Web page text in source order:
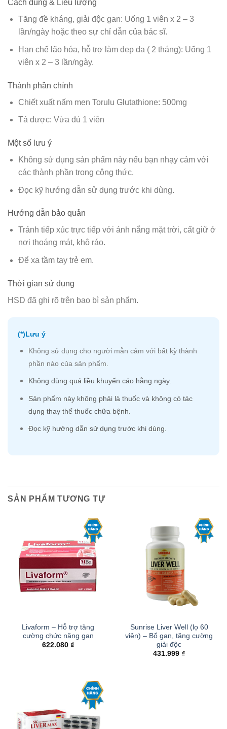
Cách dùng & Liều lượng
Tăng đề kháng, giải độc gan: Uống 1 viên x 2 – 3
lần/ngày hoặc theo sự chỉ dẫn của bác sĩ.
Hạn chế lão hóa, hỗ trợ làm đẹp da ( 2 tháng): Uống 1
viên x 2 – 3 lần/ngày.
Thành phần chính
Chiết xuất nấm men Torulu Glutathione: 500mg
Tá dược: Vừa đủ 1 viên
Một số lưu ý
Không sử dụng sản phẩm này nếu bạn nhạy cảm với
các thành phần trong công thức.
Đọc kỹ hướng dẫn sử dụng trước khi dùng.
Hướng dẫn bảo quản
Tránh tiếp xúc trực tiếp với ánh nắng mặt trời, cất giữ ở
nơi thoáng mát, khô ráo.
Để xa tầm tay trẻ em.
Thời gian sử dụng
HSD đã ghi rõ trên bao bì sản phẩm.
(*)Lưu ý
Không sử dụng cho người mẫn cảm với bất kỳ thành
phần nào của sản phẩm.
Không dùng quá liều khuyến cáo hằng ngày.
Sản phẩm này không phải là thuốc và không có tác
dụng thay thế thuốc chữa bệnh.
Đọc kỹ hướng dẫn sử dụng trước khi dùng.
SẢN PHẨM TƯƠNG TỰ
Livaform – Hỗ trợ tăng
cường chức năng gan
622.080 ₫
Sunrise Liver Well (lọ 60
viên) – Bổ gan, tăng cường
giải độc
431.999 ₫